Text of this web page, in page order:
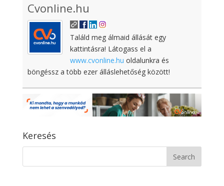
Cvonline.hu
Találd meg álmaid állását egy
kattintásra! Látogass el a
www.cvonline.hu oldalunkra és
böngéssz a több ezer álláslehetőség között!
Keresés